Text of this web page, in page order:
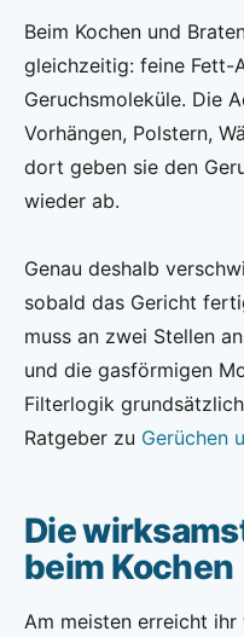
Beim Kochen und
gleichzeitig: feine Fett-
Geruchsmoleküle. Die
Vorhängen, Polstern,
dort geben sie den
wieder ab.
Genau deshalb
sobald das Gericht
muss an zwei Stellen
und die gasförmigen
Filterlogik
Ratgeber zu Gerüchen
Die
beim Kochen
Am meisten erreicht ihr